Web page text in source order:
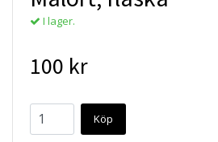
I lager.
100 kr
Köp